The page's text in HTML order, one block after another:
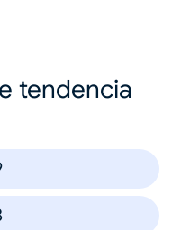
tendencia